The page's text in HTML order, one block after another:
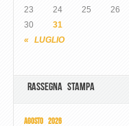
« LUGLIO
23
24 25 26
30
31
RASSEGNA STAMPA
AGOSTO 2026